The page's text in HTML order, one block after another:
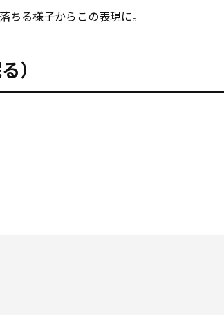
ちる様子からこの表現に。
）